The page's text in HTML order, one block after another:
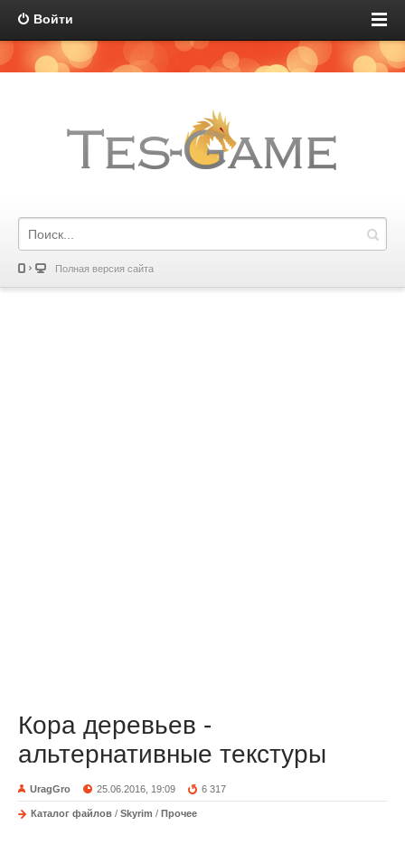
Войти
Полная версия сайта
Кора деревьев -
альтернативные текстуры
UragGro 25.06.2016, 19:09 6 317
Каталог файлов / Skyrim / Прочее